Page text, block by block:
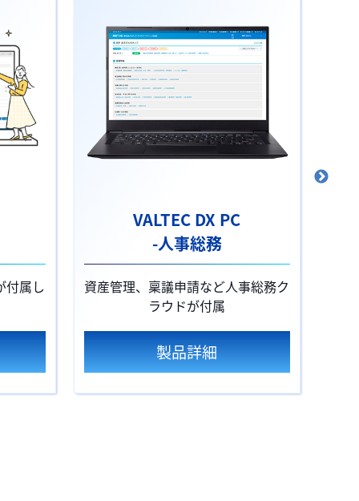
付属し
VALTEC DX PC
-人事総務
資産管理、稟議申請など人事総務ク
ラウドが付属
製品詳細